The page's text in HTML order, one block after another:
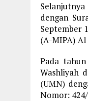
dengan
September
(A-MIPA) Al
Pada
Washliyah
(UMN)
Nomor: